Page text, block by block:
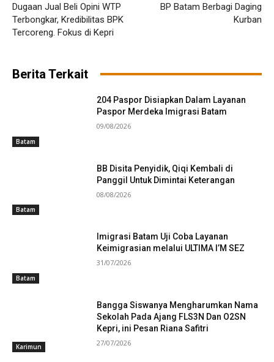
Dugaan Jual Beli Opini WTP
Terbongkar, Kredibilitas BPK
Tercoreng. Fokus di Kepri
BP Batam Berbagi Daging
Kurban
Berita Terkait
Batam
204 Paspor Disiapkan Dalam Layanan
Paspor Merdeka Imigrasi Batam
09/08/2026
Batam
BB Disita Penyidik, Qiqi Kembali di
Panggil Untuk Dimintai Keterangan
08/08/2026
Batam
Imigrasi Batam Uji Coba Layanan
Keimigrasian melalui ULTIMA I’M SEZ
31/07/2026
Karimun
Bangga Siswanya Mengharumkan Nama
Sekolah Pada Ajang FLS3N Dan O2SN
Kepri, ini Pesan Riana Safitri
27/07/2026